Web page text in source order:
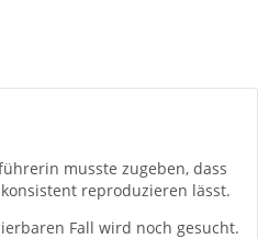
musste zugeben, dass
reproduzieren lässt.
Fall wird noch gesucht.